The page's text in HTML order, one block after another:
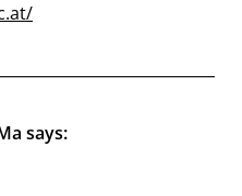
says: